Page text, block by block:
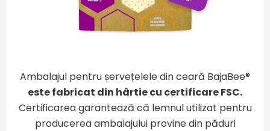
Ambalajul pentru șervețelele din ceară BajaBee®
este fabricat din hârtie cu certificare FSC.
Certificarea garantează că lemnul utilizat pentru
producerea ambalajului provine din păduri